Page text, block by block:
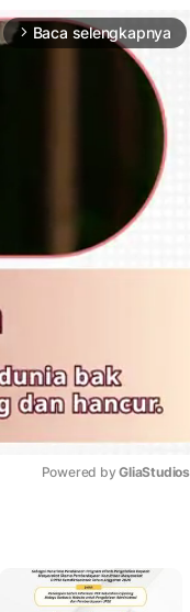
arrow_forward_ios Baca selengkapnya
Powered by GliaStudios